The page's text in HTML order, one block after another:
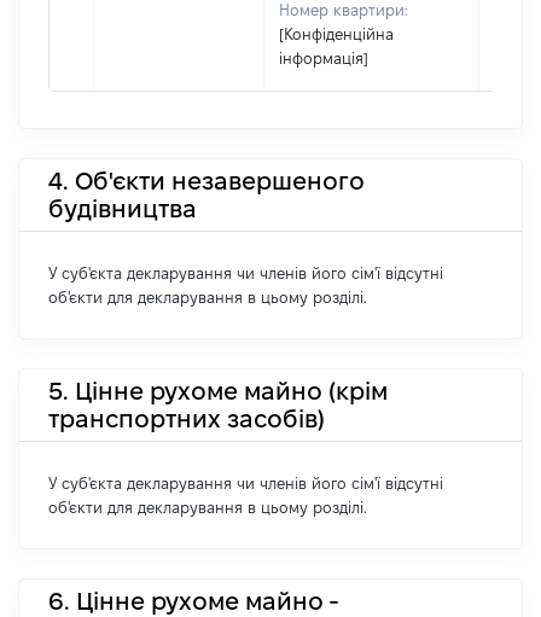
Номер квартири:
[Конфіденційна
інформація]
4. Об'єкти незавершеного
будівництва
У суб'єкта декларування чи членів його сім'ї відсутні
об'єкти для декларування в цьому розділі.
5. Цінне рухоме майно (крім
транспортних засобів)
У суб'єкта декларування чи членів його сім'ї відсутні
об'єкти для декларування в цьому розділі.
6. Цінне рухоме майно -